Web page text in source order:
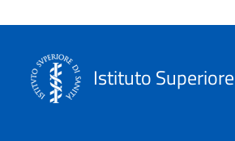
Istituto